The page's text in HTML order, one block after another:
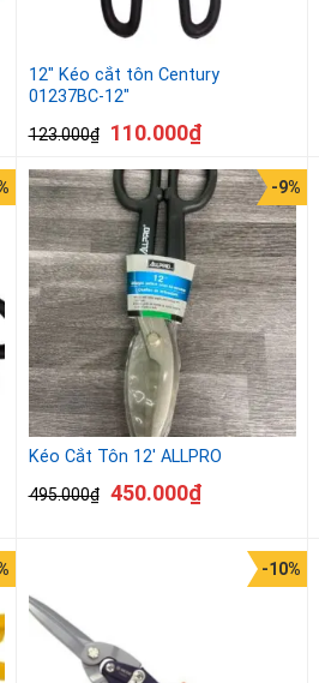
12″ Kéo cắt tôn Century
01237BC-12″
123.000₫ 110.000₫
Kéo Cắt Tôn 12′ ALLPRO
495.000₫
-9%
450.000₫
-10%